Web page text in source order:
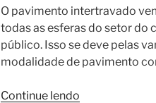
O pavimento intertravado
todas as esferas do setor do
público. Isso se deve pelas
modalidade de pavimento
Continue lendo